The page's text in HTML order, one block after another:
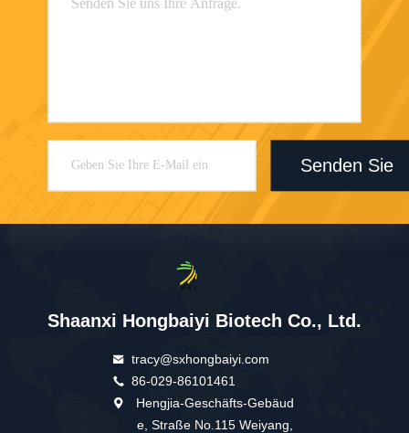
Senden Sie
Shaanxi Hongbaiyi Biotech Co., Ltd.
tracy@sxhongbaiyi.com
86-029-86101461
Hengjia-Geschäfts-Gebäud
e, Straße No.115 Weiyang,